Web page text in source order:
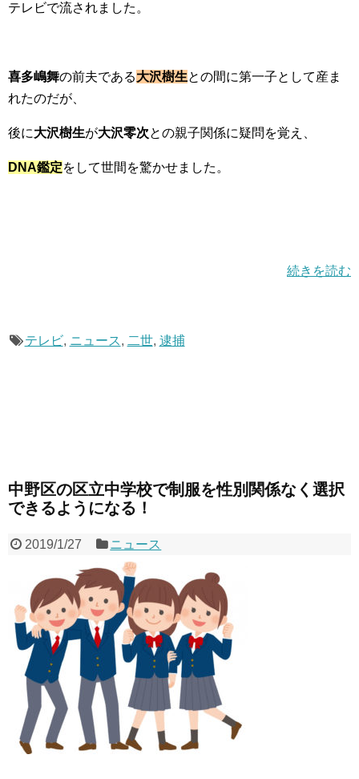
テレビで流されました。
喜多嶋舞の前夫である大沢樹生との間に第一子として産ま
れたのだが、
後に大沢樹生が大沢零次との親子関係に疑問を覚え、
DNA鑑定をして世間を驚かせました。
続きを読む
テレビ, ニュース, 二世, 逮捕
中野区の区立中学校で制服を性別関係なく選択
できるようになる！
2019/1/27 ニュース